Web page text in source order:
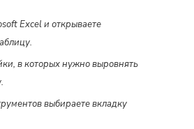
Excel и открываете
в которых нужно выровнять
выбираете вкладку